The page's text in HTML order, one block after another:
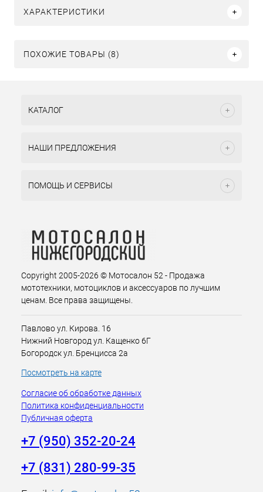
ХАРАКТЕРИСТИКИ
ПОХОЖИЕ ТОВАРЫ (8)
КАТАЛОГ
НАШИ ПРЕДЛОЖЕНИЯ
ПОМОЩЬ И СЕРВИСЫ
Copyright 2005-2026 © Мотосалон 52 - Продажа
мототехники, мотоциклов и аксессуаров по лучшим
ценам. Все права защищены.
Павлово ул. Кирова. 16
Нижний Новгород ул. Кащенко 6Г
Богородск ул. Бренцисса 2а
Посмотреть на карте
Согласие об обработке данных
Политика конфиденциальности
Публичная оферта
+7 (950) 352-20-24
+7 (831) 280-99-35